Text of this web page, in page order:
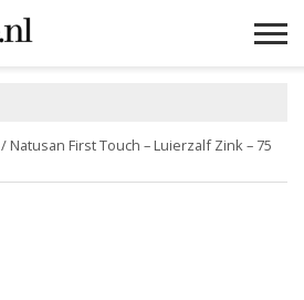
/ Natusan First Touch – Luierzalf Zink – 75